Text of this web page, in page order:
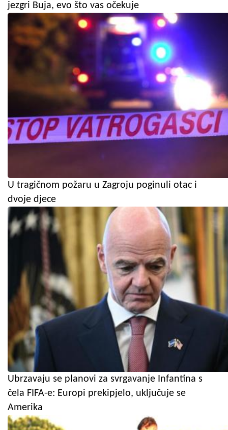
jezgri Buja, evo što vas očekuje
U tragičnom požaru u Zagroju poginuli otac i
dvoje djece
Ubrzavaju se planovi za svrgavanje Infantina s
čela FIFA-e: Europi prekipjelo, uključuje se
Amerika